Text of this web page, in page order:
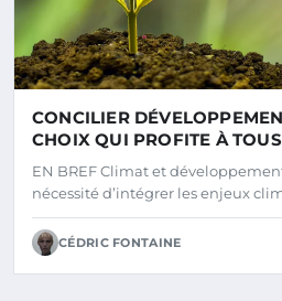
CONCILIER
CHOIX QUI PROFITE À TOUS
EN BREF Climat et
nécessité d’intégrer les enjeux
CÉDRIC FONTAINE